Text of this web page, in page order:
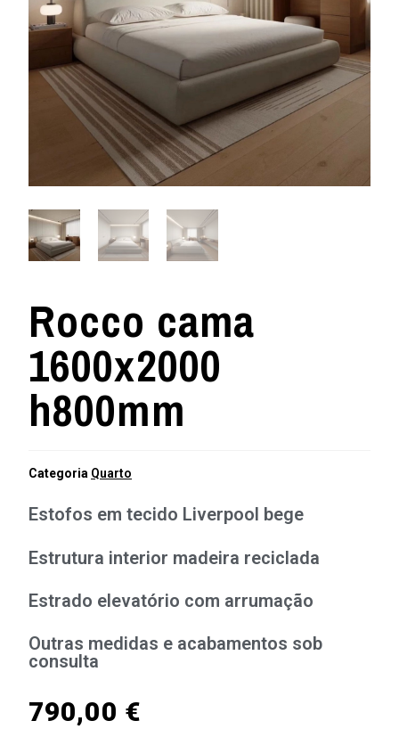
Rocco cama
1600x2000
h800mm
Categoria Quarto
Estofos em tecido Liverpool bege
Estrutura interior madeira reciclada
Estrado elevatório com arrumação
Outras medidas e acabamentos sob
consulta
790,00 €